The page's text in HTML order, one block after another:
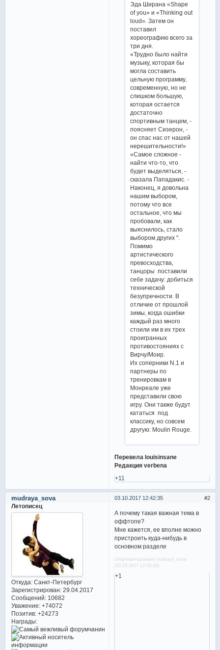
Эда Ширана «Shape
of you» и «Thinking out
loud». Затем он
поставил
хореографию всего за
три дня.
«Трудно было найти
музыку, которая бы
могла составить
цельную программу,
современную, но не
слишком большую,
которая остается
достаточно
спортивным танцем, -
поясняет Сизерон, -
он спас нас от нашей
нерешительности!»
«Самое сложное -
найти что-то, что
будет выделяться, -
сказала Пападакис. -
Наконец, я довольна
нашим выбором,
потому что все
остальное, что мы
пробовали, как
выяснилось, стало
выбором других ".
Помимо
артистического
превосходства,
танцоры поставили
себе задачу: добиться
технической
безупречности. В
отличие от прошлой
зимы, когда ошибки
каждый раз много
стоили им в их трех
проигранных
противостояниях с
Вирчу/Моир.
Их соперники N.1 и
партнеры по
тренировкам в
Монреале уже
представили свою
игру. Они также будут
кататься под
классику, но совсем
другую: Moulin Rouge.
Перевела louisinsane
Редакция verbena
+11
2
03.10.2017 12:42:35
mudraya_sova
Летописец
Откуда:Санкт-Петербург
Зарегистрирован: 29.04.2017
Сообщений:10682
Уважение: +74072
Позитив: +24273
Награды:
А почему такая важная тема в
оффтопе?
Мне кажется, ее вполне можно
пристроить куда-нибудь в
основном разделе
Отредактировано mudraya_sova
(03.10.2017 12:43:06)
+1